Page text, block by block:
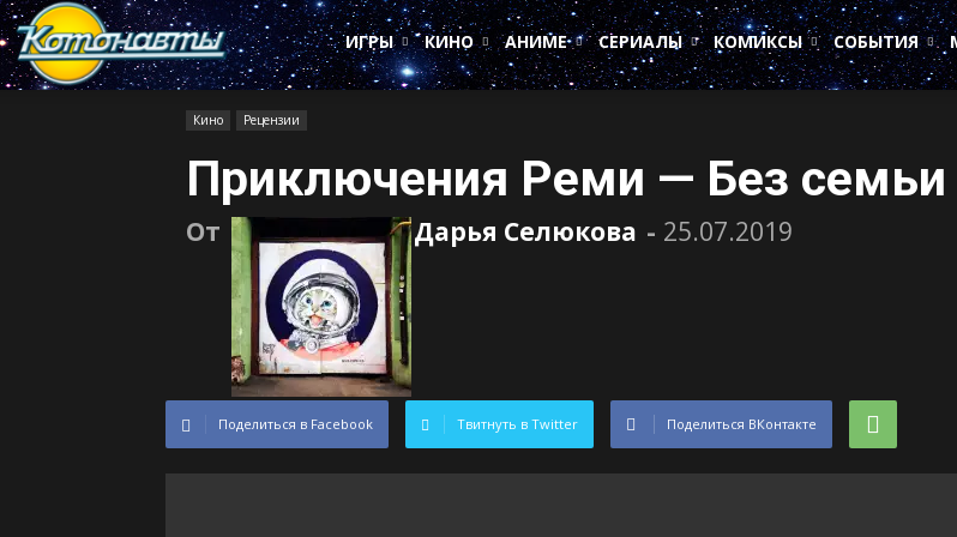
Котонавты
ИГРЫ
КИНО АНИМЕ СЕРИАЛЫ КОМИКСЫ СОБЫТИЯ
Кино Рецензии
Приключения Реми — Без семьи
От Дарья Селюкова - 25.07.2019
Поделиться в Facebook Твитнуть в Twitter Поделиться ВКонтакте